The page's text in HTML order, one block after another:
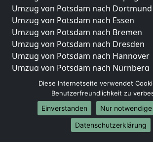
Umzug von Potsdam nach Dortmund
Umzug von Potsdam nach Essen
Umzug von Potsdam nach Bremen
Umzug von Potsdam nach Dresden
Umzug von Potsdam nach Hannover
Umzug von Potsdam nach Nürnberg
Umzug von Potsdam nach Duisburg
Umzug von Potsdam nach Bochum
Umzug von Potsdam nach Wuppertal
Umzug von Potsdam nach Bielefeld
Umzug von Potsdam nach Bonn
Diese Internetseite verwendet
Benutzerfreundlichkeit zu
Einverstanden
Nur
Datenschutzerklärung